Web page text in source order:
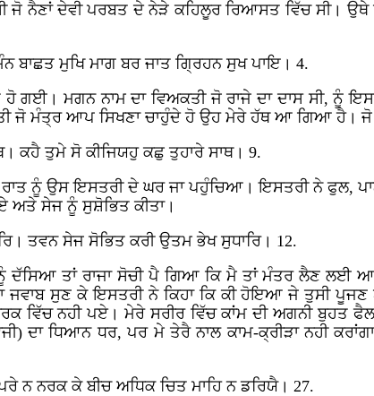
ਜੋ ਨੈਣਾਂ ਦੇਵੀ ਪਰਬਤ ਦੇ ਨੇੜੇ ਕਹਿਲੂਰ ਰਿਆਸਤ ਵਿੱਚ ਸੀ।
ਬਾਛਤ ਮੁਖਿ ਮਾਗ ਬਰ ਜਾਤ ਗ੍ਰਿਹਨ ਸੁਖ ਪਾਇ। 4.
ਮਗਨ ਨਾਮ ਦਾ ਵਿਅਕਤੀ ਜੋ ਰਾਜੇ ਦਾ ਦਾਸ ਸੀ, ਨੂੰ
ਜੋ ਮੰਤ੍ਰ ਆਪ ਸਿਖਣਾ ਚਾਹੁੰਦੇ ਹੋ ਉਹ ਮੇਰੇ ਹੱਥ ਆ ਗਿਆ ਹੈ।
ਕਹੈ ਤੁਮੇ ਸੋ ਕੀਜਿਯਹੁ ਕਛੁ ਤੁਹਾਰੇ ਸਾਥ। 9.
ਨੂੰ ਉਸ ਇਸਤਰੀ ਦੇ ਘਰ ਜਾ ਪਹੁੰਚਿਆ। ਇਸਤਰੀ ਨੇ ਫੁਲ,
ਅਤੇ ਸੇਜ ਨੂੰ ਸੁਸ਼ੋਭਿਤ ਕੀਤਾ।
ਤਵਨ ਸੇਜ ਸੋਭਿਤ ਕਰੀ ਉਤਮ ਭੇਖ ਸੁਧਾਰਿ। 12.
ਤਾਂ ਰਾਜਾ ਸੋਚੀ ਪੈ ਗਿਆ ਕਿ ਮੈ ਤਾਂ ਮੰਤਰ ਲੈਣ ਲਈ
ਜਵਾਬ ਸੁਣ ਕੇ ਇਸਤਰੀ ਨੇ ਕਿਹਾ ਕਿ ਕੀ ਹੋਇਆ ਜੇ ਤੁਸੀ
ਨਰਕ ਵਿੱਚ ਨਹੀ ਪਏ। ਮੇਰੇ ਸਰੀਰ ਵਿੱਚ ਕਾਂਮ ਦੀ ਅਗਨੀ
ਦਾ ਧਿਆਨ ਧਰ, ਪਰ ਮੇ ਤੇਰੈ ਨਾਲ ਕਾਮ-ਕ੍ਰੀੜਾ ਨਹੀ
ਨ ਨਰਕ ਕੇ ਬੀਚ ਅਧਿਕ ਚਿਤ ਮਾਹਿ ਨ ਡਰਿਯੈ। 27.